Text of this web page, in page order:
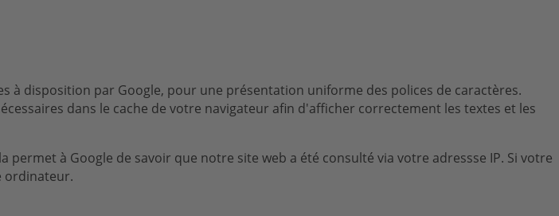
à disposition par Google, pour une présentation uniforme des polices de caractères.
dans le cache de votre navigateur afin d'afficher correctement les textes et les
à Google de savoir que notre site web a été consulté via votre adressse IP. Si votre
ordinateur.